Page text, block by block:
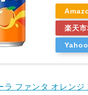
楽天
ラ ファンタ オレン